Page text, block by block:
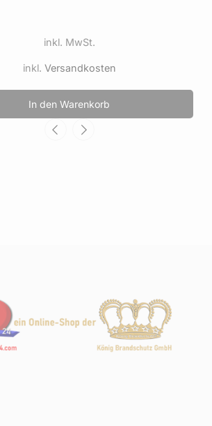
inkl. MwSt.
inkl. Versandkosten
In den Warenkorb